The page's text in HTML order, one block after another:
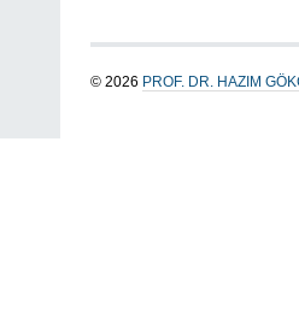
© 2026 PROF. DR. HAZIM